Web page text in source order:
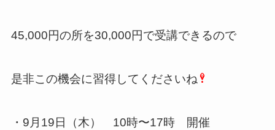
45,000円の所を30,000円で受講できるので
是非この機会に習得してくださいね
・9月19日（木） 10時〜17時 開催